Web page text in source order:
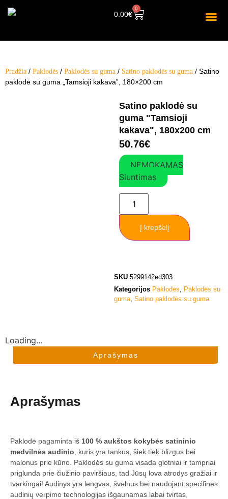
0.00€
0
Pradžia / Paklodės / Paklodės su guma / Satino paklodės su guma / Satino
paklodė su guma „Tamsioji kakava”, 180×200 cm
Satino paklodė su
guma "Tamsioji
kakava", 180x200 cm
50.76€
NEMOKAMAS
Siuntimas
Į krepšelį
SKU 5299142ed303
Kategorijos Paklodės, Paklodės su
guma, Satino paklodės su guma
Loading...
Aprašymas
Aprašymas
Paklodė pagaminta iš 100 % aukštos kokybės satininio
medvilnės audinio , kuris yra tankus, šiek tiek blizgus bei
malonus prie kūno. Paklodės su guma visada glotniai ir tampriai
priglunda prie čiužinio paviršiaus, tad Jūsų lova atrodys gražiai ir
tvarkingai! Audinys yra lengvas, švelnus bei naudojant specifines
audinių verpimo technologijas išgaunamas labai tvirtas,